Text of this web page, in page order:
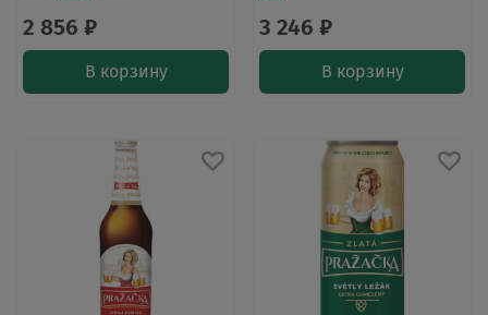
2 856 ₽
В корзину
3 246 ₽
В корзину